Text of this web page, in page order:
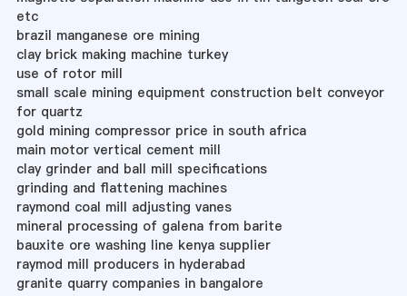
etc
brazil manganese ore mining
clay brick making machine turkey
use of rotor mill
small scale mining equipment construction belt conveyor
for quartz
gold mining compressor price in south africa
main motor vertical cement mill
clay grinder and ball mill specifications
grinding and flattening machines
raymond coal mill adjusting vanes
mineral processing of galena from barite
bauxite ore washing line kenya supplier
raymod mill producers in hyderabad
granite quarry companies in bangalore